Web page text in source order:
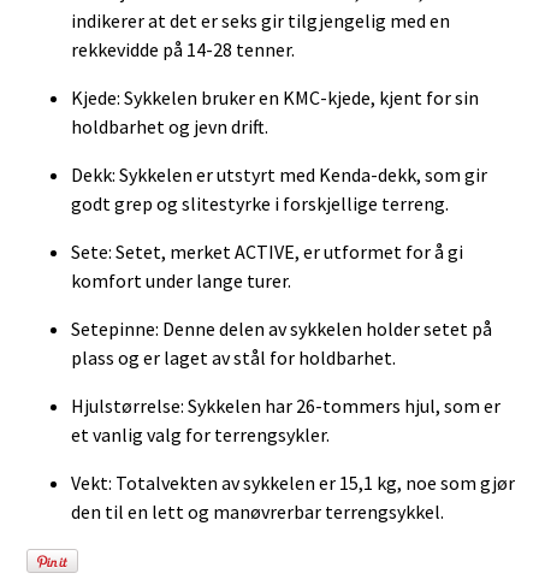
indikerer at det er seks gir tilgjengelig med en
rekkevidde på 14-28 tenner.
Kjede: Sykkelen bruker en KMC-kjede, kjent for sin
holdbarhet og jevn drift.
Dekk: Sykkelen er utstyrt med Kenda-dekk, som gir
godt grep og slitestyrke i forskjellige terreng.
Sete: Setet, merket ACTIVE, er utformet for å gi
komfort under lange turer.
Setepinne: Denne delen av sykkelen holder setet på
plass og er laget av stål for holdbarhet.
Hjulstørrelse: Sykkelen har 26-tommers hjul, som er
et vanlig valg for terrengsykler.
Vekt: Totalvekten av sykkelen er 15,1 kg, noe som gjør
den til en lett og manøvrerbar terrengsykkel.